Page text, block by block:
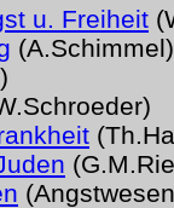
u. Freiheit
(A.Schimmel)